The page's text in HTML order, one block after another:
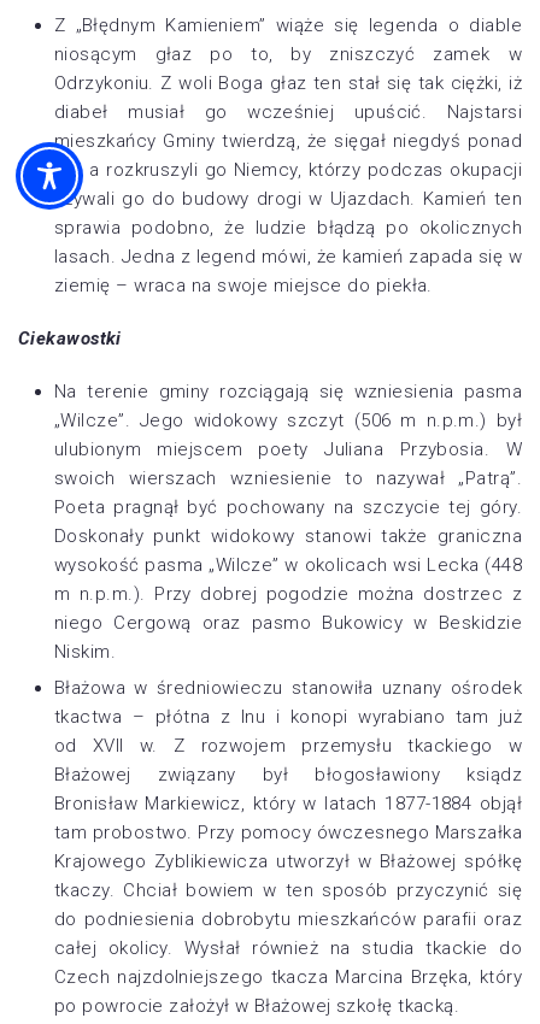
Z „Błędnym Kamieniem” wiąże się legenda o diable
niosącym głaz po to, by zniszczyć zamek w
Odrzykoniu. Z woli Boga głaz ten stał się tak ciężki, iż
diabeł musiał go wcześniej upuścić. Najstarsi
mieszkańcy Gminy twierdzą, że sięgał niegdyś ponad
las, a rozkruszyli go Niemcy, którzy podczas okupacji
używali go do budowy drogi w Ujazdach. Kamień ten
sprawia podobno, że ludzie błądzą po okolicznych
lasach. Jedna z legend mówi, że kamień zapada się w
ziemię – wraca na swoje miejsce do piekła.
Ciekawostki
Na terenie gminy rozciągają się wzniesienia pasma
„Wilcze”. Jego widokowy szczyt (506 m n.p.m.) był
ulubionym miejscem poety Juliana Przybosia. W
swoich wierszach wzniesienie to nazywał „Patrą”.
Poeta pragnął być pochowany na szczycie tej góry.
Doskonały punkt widokowy stanowi także graniczna
wysokość pasma „Wilcze” w okolicach wsi Lecka (448
m n.p.m.). Przy dobrej pogodzie można dostrzec z
niego Cergową oraz pasmo Bukowicy w Beskidzie
Niskim.
Błażowa w średniowieczu stanowiła uznany ośrodek
tkactwa – płótna z lnu i konopi wyrabiano tam już
od XVII w. Z rozwojem przemysłu tkackiego w
Błażowej związany był błogosławiony ksiądz
Bronisław Markiewicz, który w latach 1877-1884 objął
tam probostwo. Przy pomocy ówczesnego Marszałka
Krajowego Zyblikiewicza utworzył w Błażowej spółkę
tkaczy. Chciał bowiem w ten sposób przyczynić się
do podniesienia dobrobytu mieszkańców parafii oraz
całej okolicy. Wysłał również na studia tkackie do
Czech najzdolniejszego tkacza Marcina Brzęka, który
po powrocie założył w Błażowej szkołę tkacką.